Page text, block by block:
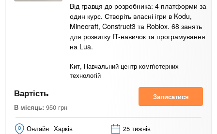
Від гравця до розробника: 4 платформи за
один курс. Створіть власні ігри в Kodu,
Minecraft, Construct3 та Roblox. 68 занять
для розвитку IT-навичок та програмування
на Lua.
Кит, Навчальний центр комп'ютерних
технологій
Вартість
В місяць: 950 грн
Записатися
Онлайн Харків 25 тижнів